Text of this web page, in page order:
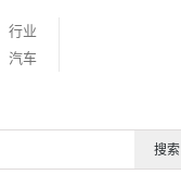
行业
汽车
搜索